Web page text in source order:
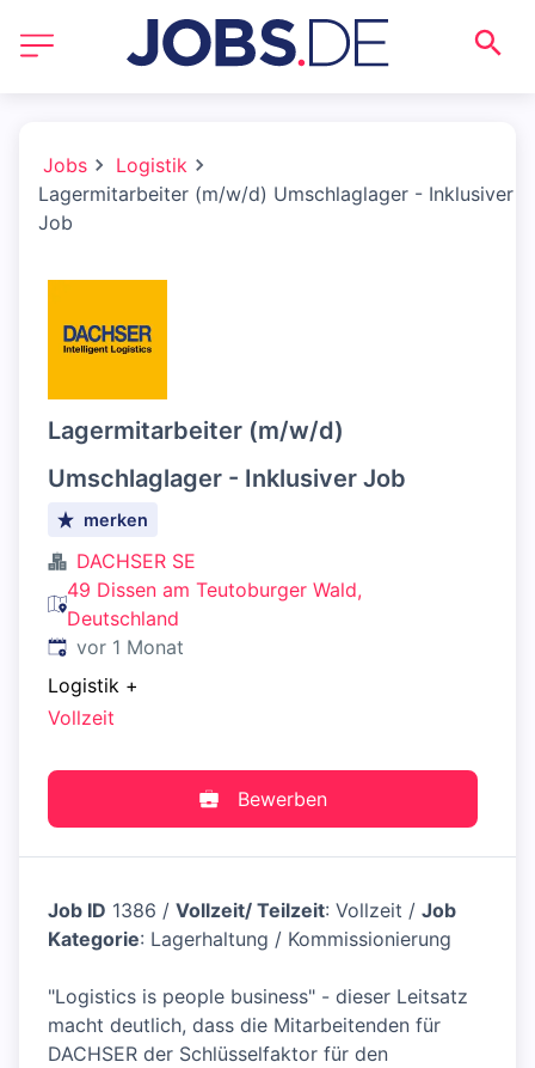
Jobs
Logistik
Lagermitarbeiter (m/w/d) Umschlaglager - Inklusiver
Job
Lagermitarbeiter (m/w/d)
Umschlaglager - Inklusiver Job
merken
DACHSER SE
49 Dissen am Teutoburger Wald,
Deutschland
Veröffentlicht:
vor 1 Monat
Logistik +
Vollzeit
Bewerben
Job ID 1386 / Vollzeit/ Teilzeit: Vollzeit / Job
Kategorie: Lagerhaltung / Kommissionierung
"Logistics is people business" - dieser Leitsatz
macht deutlich, dass die Mitarbeitenden für
DACHSER der Schlüsselfaktor für den